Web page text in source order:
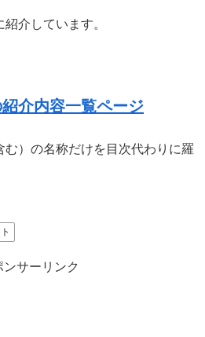
介しています。
介内容一覧ページ
）の名称だけを目次代わりに羅
ンサーリンク